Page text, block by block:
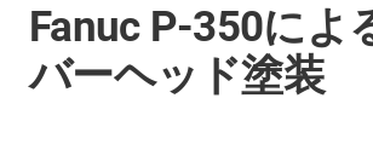
Fanuc P-350によ
バーヘッド塗装